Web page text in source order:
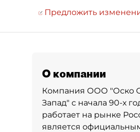
Предложить
О компании
Компания ООО "Оско
Запад" с начала 90-х
работает на рынке
является